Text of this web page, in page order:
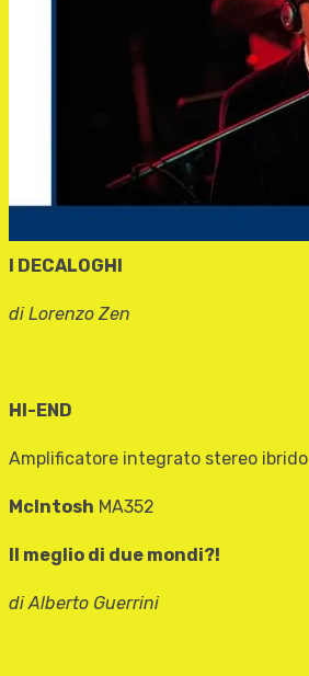
I DECALOGHI
di Lorenzo Zen
HI-END
Amplificatore integrato stereo ibrido
McIntosh MA352
Il meglio di due mondi?!
di Alberto Guerrini